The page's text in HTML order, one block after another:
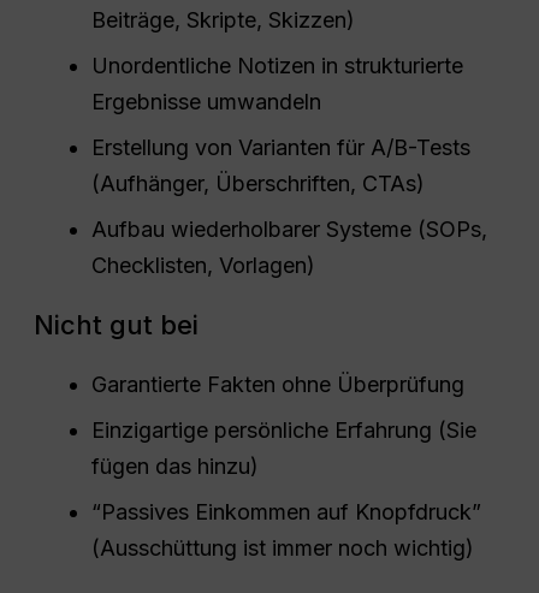
Beiträge, Skripte, Skizzen)
Unordentliche Notizen in strukturierte
Ergebnisse umwandeln
Erstellung von Varianten für A/B-Tests
(Aufhänger, Überschriften, CTAs)
Aufbau wiederholbarer Systeme (SOPs,
Checklisten, Vorlagen)
Nicht gut bei
Garantierte Fakten ohne Überprüfung
Einzigartige persönliche Erfahrung (Sie
fügen das hinzu)
“Passives Einkommen auf Knopfdruck”
(Ausschüttung ist immer noch wichtig)